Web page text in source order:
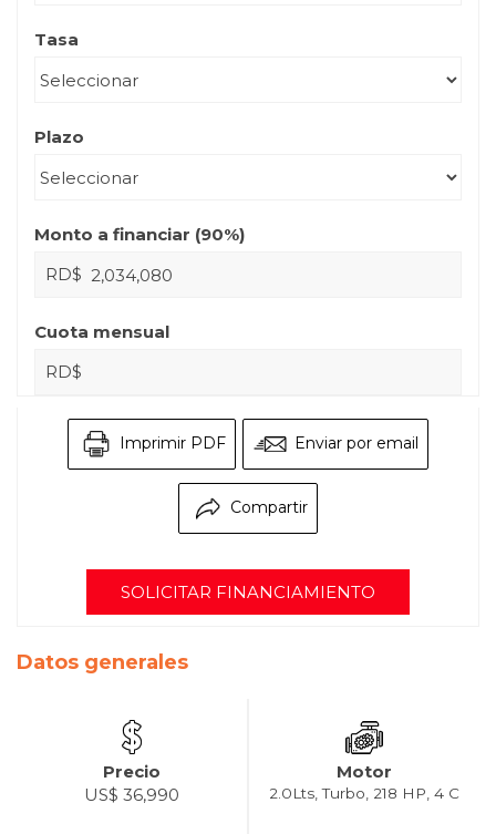
Tasa
Plazo
Monto a financiar (90%)
RD$
Cuota mensual
RD$
Imprimir PDF Enviar por email
Compartir
SOLICITAR FINANCIAMIENTO
Datos generales
Precio
US$ 36,990
Motor
2.0Lts, Turbo, 218 HP, 4 C